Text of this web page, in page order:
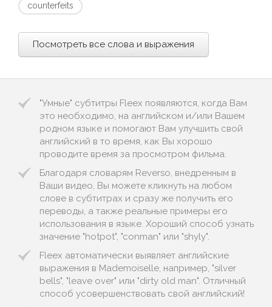
counterfeits
Посмотреть все слова и выражения
"Умные" субтитры Fleex появляются, когда Вам
это необходимо, на английском и/или Вашем
родном языке и помогают Вам улучшить свой
английский в то время, как Вы хорошо
проводите время за просмотром фильма.
Благодаря словарям Reverso, внедренным в
Ваши видео, Вы можете кликнуть на любом
слове в субтитрах и сразу же получить его
переводы, а также реальные примеры его
использования в языке. Хороший способ узнать
значение "hotpot", "conman" или "shyly".
Fleex автоматически выявляет английские
выражения в Mademoiselle, например, "silver
bells", "leave over" или "dirty old man". Отличный
способ усовершенствовать свой английский!